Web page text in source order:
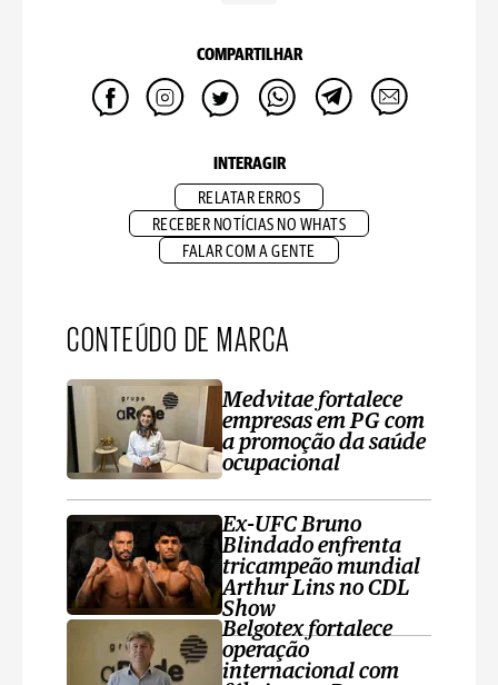
COMPARTILHAR
INTERAGIR
RELATAR ERROS
RECEBER NOTÍCIAS NO WHATS
FALAR COM A GENTE
CONTEÚDO DE MARCA
Medvitae fortalece
empresas em PG com
a promoção da saúde
ocupacional
Ex-UFC Bruno
Blindado enfrenta
tricampeão mundial
Arthur Lins no CDL
Show
Belgotex fortalece
operação
internacional com